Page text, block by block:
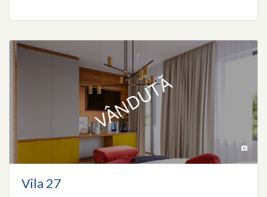
VÂNDUTĂ
Vila 27